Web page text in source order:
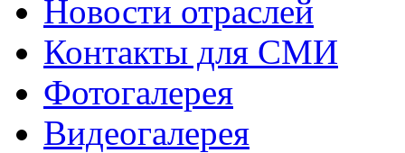
Новости отраслей
Контакты для СМИ
Фотогалерея
Видеогалерея